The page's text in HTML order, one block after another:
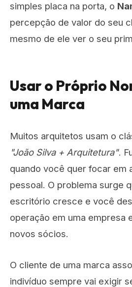
simples placa na porta, o
percepção de valor do seu
mesmo de ele ver o seu
Usar o Próprio
uma Marca
Muitos arquitetos usam o
"João Silva + Arquitetura".
quando você quer focar em
pessoal. O problema surge
escritório cresce e você
operação em uma empresa
novos sócios.
O cliente de uma marca
indivíduo sempre vai exigir